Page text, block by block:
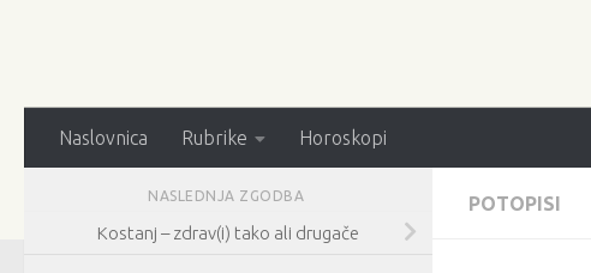
Naslovnica Rubrike Horoskopi
POTOPISI
NASLEDNJA ZGODBA
Kostanj – zdrav(i) tako ali drugače